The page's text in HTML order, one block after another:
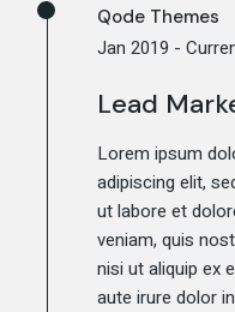
Qode Themes
Jan 2019 -
Lead
Lorem ipsum
adipiscing elit,
ut labore et
veniam, quis
nisi ut aliquip ex
aute irure dolor